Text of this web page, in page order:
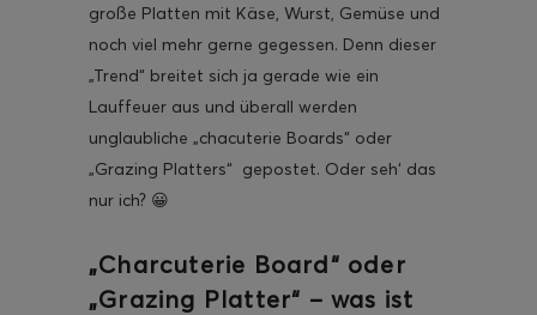
große Platten mit Käse, Wurst, Gemüse und
noch viel mehr gerne gegessen. Denn dieser
„Trend“ breitet sich ja gerade wie ein
Lauffeuer aus und überall werden
unglaubliche „chacuterie Boards“ oder
„Grazing Platters“ gepostet. Oder seh‘ das
nur ich? 😀
„Charcuterie Board“ oder
„Grazing Platter“ – was ist